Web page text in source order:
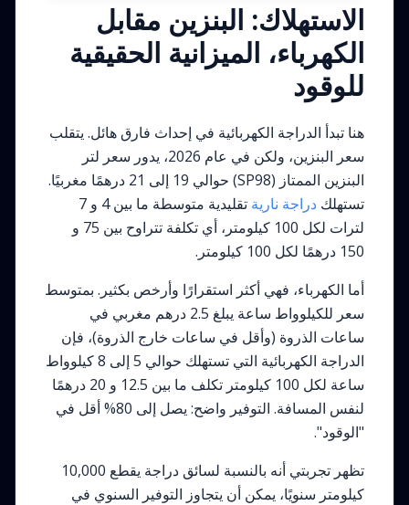
الاستهلاك: البنزين مقابل
الكهرباء، الميزانية الحقيقية
للوقود
هنا تبدأ الدراجة الكهربائية في إحداث فارق هائل. يتقلب
سعر البنزين، ولكن في عام 2026، يدور سعر لتر
البنزين الممتاز (SP98) حوالي 19 إلى 21 درهمًا مغربيًا.
تستهلك دراجة نارية
تقليدية متوسطة ما بين 4 و 7
لترات لكل 100 كيلومتر، أي تكلفة تتراوح بين 75 و
150 درهمًا لكل 100 كيلومتر.
أما الكهرباء، فهي أكثر استقرارًا وأرخص بكثير. بمتوسط
سعر للكيلوواط ساعة يبلغ 2.5 درهم مغربي في
ساعات الذروة (وأقل في ساعات خارج الذروة)، فإن
الدراجة الكهربائية التي تستهلك حوالي 5 إلى 8 كيلوواط
ساعة لكل 100 كيلومتر تكلف ما بين 12.5 و 20 درهمًا
لنفس المسافة. التوفير واضح: يصل إلى 80% أقل في
"الوقود".
تظهر تجربتي أنه بالنسبة لسائق دراجة يقطع 10,000
كيلومتر سنويًا، يمكن أن يتجاوز التوفير السنوي في